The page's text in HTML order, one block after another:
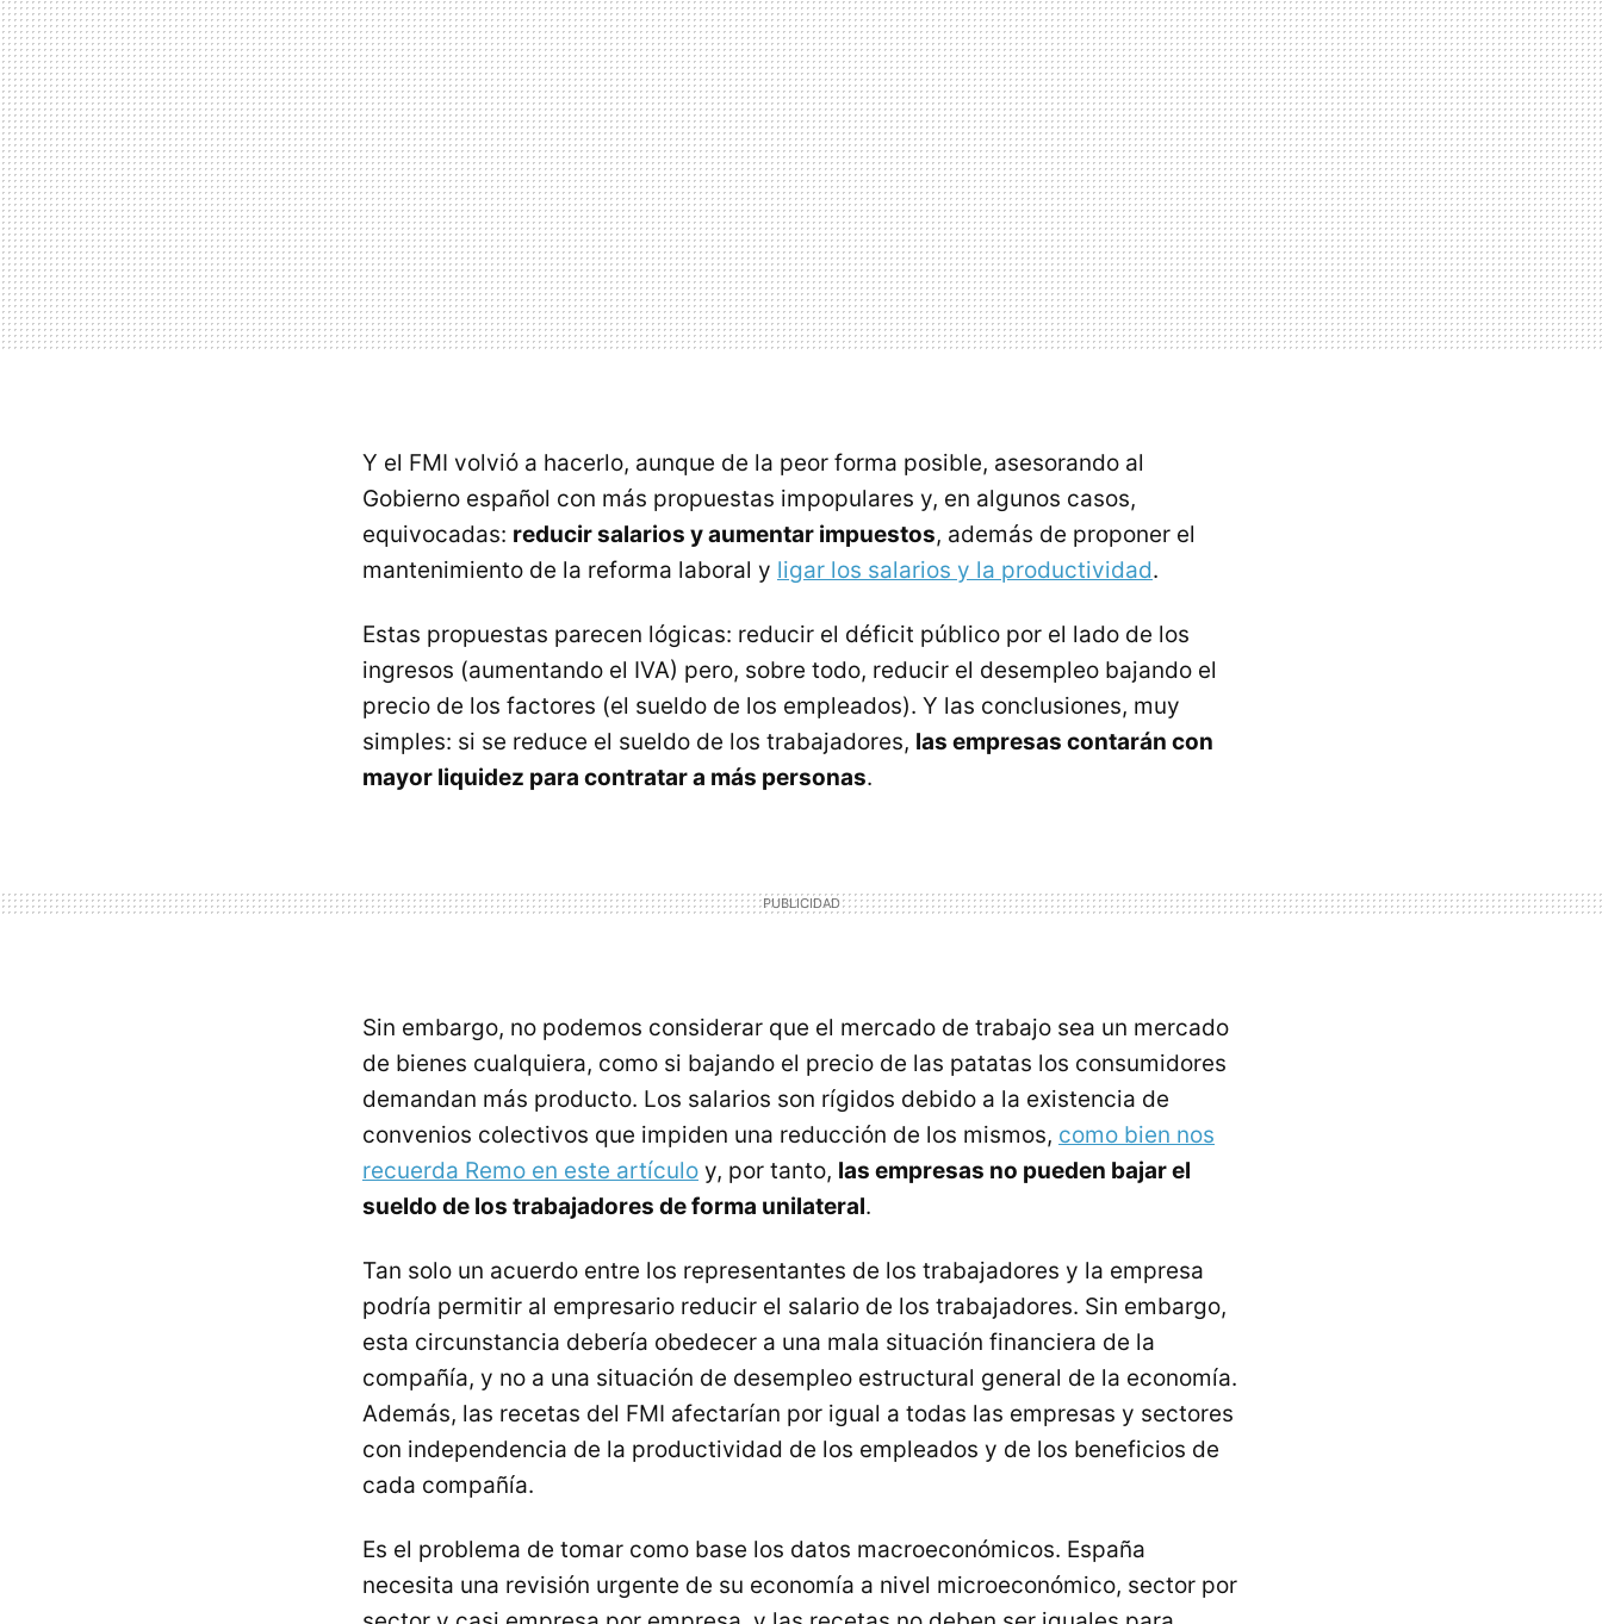
Y el FMI volvió a hacerlo, aunque de la peor forma posible, asesorando al
Gobierno español con más propuestas impopulares y, en algunos casos,
equivocadas: reducir salarios y aumentar impuestos, además de proponer el
mantenimiento de la reforma laboral y ligar los salarios y la productividad.
Estas propuestas parecen lógicas: reducir el déficit público por el lado de los
ingresos (aumentando el IVA) pero, sobre todo, reducir el desempleo bajando el
precio de los factores (el sueldo de los empleados). Y las conclusiones, muy
simples: si se reduce el sueldo de los trabajadores, las empresas contarán con
mayor liquidez para contratar a más personas.
Sin embargo, no podemos considerar que el mercado de trabajo sea un mercado
de bienes cualquiera, como si bajando el precio de las patatas los consumidores
demandan más producto. Los salarios son rígidos debido a la existencia de
convenios colectivos que impiden una reducción de los mismos, como bien nos
recuerda Remo en este artículo y, por tanto, las empresas no pueden bajar el
sueldo de los trabajadores de forma unilateral.
Tan solo un acuerdo entre los representantes de los trabajadores y la empresa
podría permitir al empresario reducir el salario de los trabajadores. Sin embargo,
esta circunstancia debería obedecer a una mala situación financiera de la
compañía, y no a una situación de desempleo estructural general de la economía.
Además, las recetas del FMI afectarían por igual a todas las empresas y sectores
con independencia de la productividad de los empleados y de los beneficios de
cada compañía.
Es el problema de tomar como base los datos macroeconómicos. España
necesita una revisión urgente de su economía a nivel microeconómico, sector por